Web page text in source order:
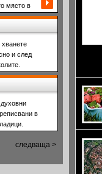
място в
а
от 1881 г.
хванете
и след
в
следваща >